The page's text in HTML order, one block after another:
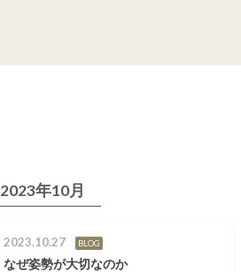
2023年10月
2023.10.27 BLOG
なぜ姿勢が大切なのか